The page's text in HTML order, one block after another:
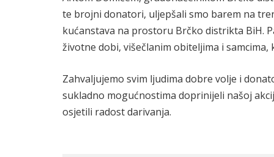
te brojni donatori, uljepšali smo barem na
kućanstava na prostoru Brčko distrikta BiH.
životne dobi, višečlanim obiteljima i
Zahvaljujemo svim ljudima dobre volje i
sukladno mogućnostima doprinijeli našoj
osjetili radost darivanja.